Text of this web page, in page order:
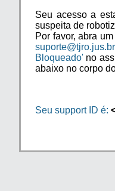
Seu acesso a
suspeita de
Por favor, abra
suporte@tjro.jus.br
Bloqueado' no
abaixo no corpo
Seu support ID é: